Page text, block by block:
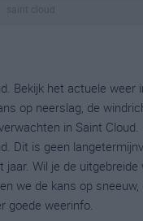
Bekijk het actuele weer
op neerslag, de
in Saint
Dit is geen
Wil je de
we de kans op
goede weerinfo.